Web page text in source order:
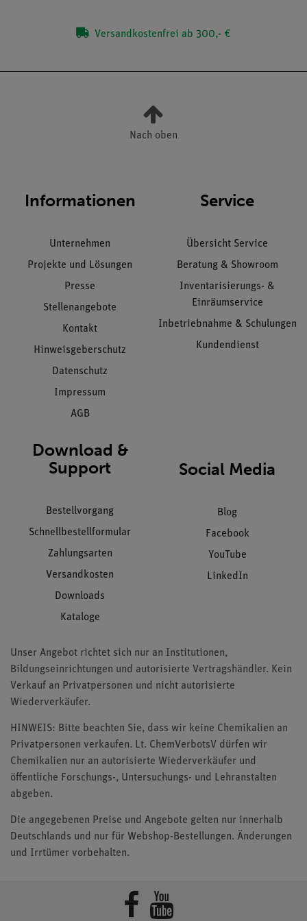
Versandkostenfrei ab 300,- €
Nach oben
Informationen
Unternehmen
Projekte und Lösungen
Presse
Stellenangebote
Kontakt
Hinweisgeberschutz
Datenschutz
Impressum
AGB
Service
Übersicht Service
Beratung & Showroom
Inventarisierungs- &
Einräumservice
Inbetriebnahme & Schulungen
Kundendienst
Download &
Support
Bestellvorgang
Schnellbestellformular
Zahlungsarten
Versandkosten
Downloads
Kataloge
Social Media
Blog
Facebook
YouTube
LinkedIn
Unser Angebot richtet sich nur an Institutionen,
Bildungseinrichtungen und autorisierte Vertragshändler. Kein
Verkauf an Privatpersonen und nicht autorisierte
Wiederverkäufer.
HINWEIS: Bitte beachten Sie, dass wir keine Chemikalien an
Privatpersonen verkaufen. Lt. ChemVerbotsV dürfen wir
Chemikalien nur an autorisierte Wiederverkäufer und
öffentliche Forschungs-, Untersuchungs- und Lehranstalten
abgeben.
Die angegebenen Preise und Angebote gelten nur innerhalb
Deutschlands und nur für Webshop-Bestellungen. Änderungen
und Irrtümer vorbehalten.